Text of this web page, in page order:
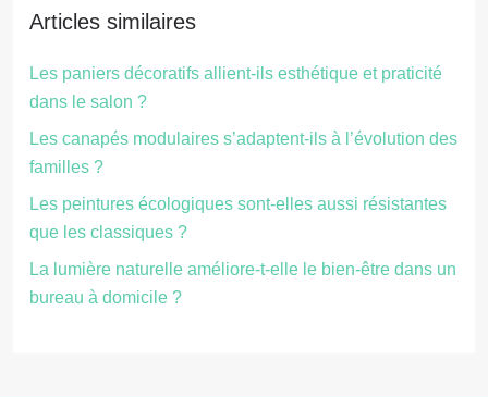
Articles similaires
Les paniers décoratifs allient-ils esthétique et praticité
dans le salon ?
Les canapés modulaires s’adaptent-ils à l’évolution des
familles ?
Les peintures écologiques sont-elles aussi résistantes
que les classiques ?
La lumière naturelle améliore-t-elle le bien-être dans un
bureau à domicile ?